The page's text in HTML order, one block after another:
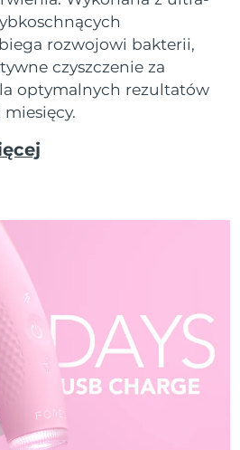
rozwojowi bakterii,
czyszczenie za
optymalnych rezultatów